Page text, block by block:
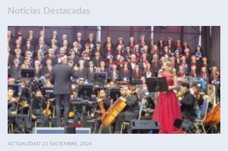
Noticias Destacadas
ACTUALIDAD 21 DICIEMBRE, 2024